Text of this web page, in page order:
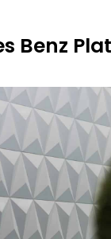
Benz